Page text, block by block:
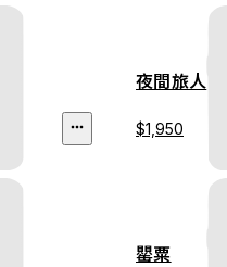
夜間旅人
$1,950
罌粟